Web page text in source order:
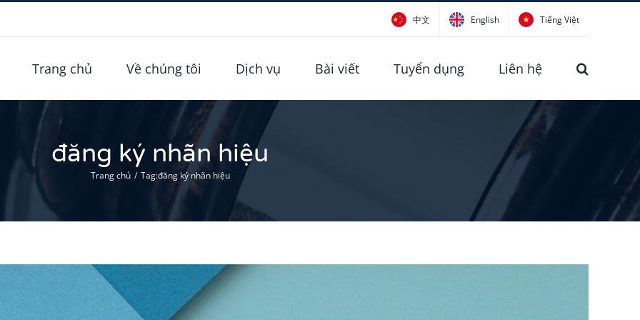
中文 English Tiếng Việt
Trang chủ Về chúng tôi Dịch vụ Bài viết Tuyển dụng Liên hệ
đăng ký nhãn hiệu
Trang chủ / Tag:đăng ký nhãn hiệu